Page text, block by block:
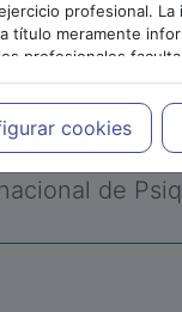
profesional.
título meramente
profesionales
en cada caso
del paciente.
cookies
PUBLICIDAD
de